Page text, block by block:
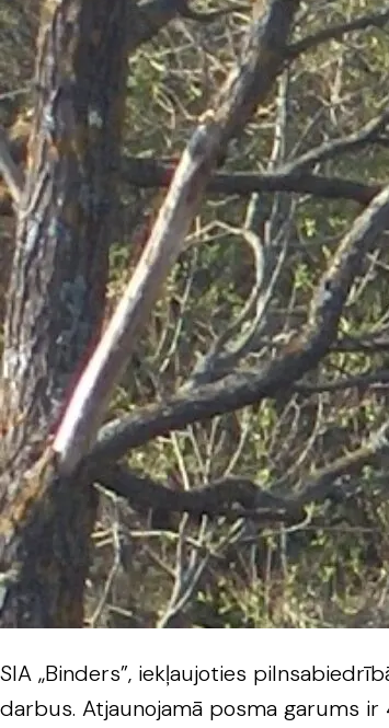
SIA „Binders”, iekļaujoties
darbus. Atjaunojamā posma garums